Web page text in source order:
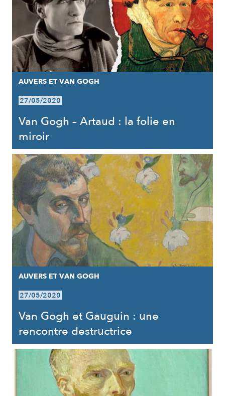
AUVERS ET VAN GOGH
27/05/2020
Van Gogh – Artaud : la folie en
miroir
AUVERS ET VAN GOGH
27/05/2020
Van Gogh et Gauguin : une
rencontre destructrice